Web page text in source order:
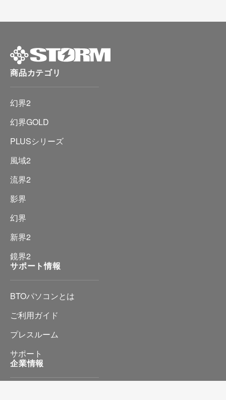
商品カテゴリ
幻界2
幻界GOLD
PLUSシリーズ
風域2
流界2
影界
幻界
新界2
鏡界2
サポート情報
BTOパソコンとは
ご利用ガイド
プレスルーム
サポート
企業情報